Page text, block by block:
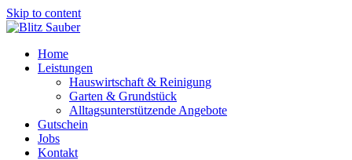
Skip to content
Home
Leistungen
Hauswirtschaft & Reinigung
Garten & Grundstück
Alltagsunterstützende Angebote
Gutschein
Jobs
Kontakt